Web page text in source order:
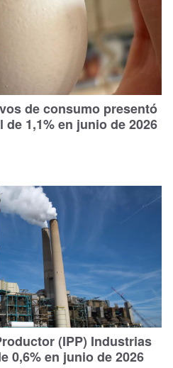
de consumo presentó
1,1% en junio de 2026
(IPP) Industrias
0,6% en junio de 2026